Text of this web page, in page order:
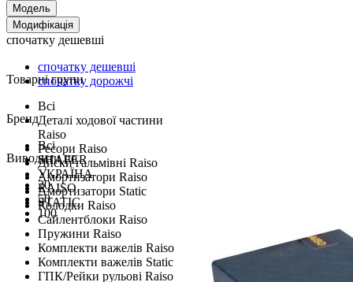
Модель
Модифікація
спочатку дешевші
спочатку дешевші
спочатку дорожчі
Товарні групи
Всі
Деталі ходової частини
Raiso
Ресори Raiso
Диски гальмівні Raiso
Амортизатори Raiso
Амортизатори Static
Колодки Raiso
Сайлентблоки Raiso
Пружини Raiso
Комплекти важелів Raiso
Комплекти важелів Static
ГПК/Рейки рульові Raiso
Бренд
Всі
SHAFER
УКРАЇНА
RAISO
STATIC
Виводити по
20
50
100